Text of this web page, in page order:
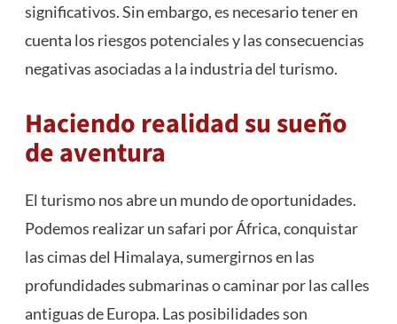
significativos. Sin embargo, es necesario tener en
cuenta los riesgos potenciales y las consecuencias
negativas asociadas a la industria del turismo.
Haciendo realidad su sueño
de aventura
El turismo nos abre un mundo de oportunidades.
Podemos realizar un safari por África, conquistar
las cimas del Himalaya, sumergirnos en las
profundidades submarinas o caminar por las calles
antiguas de Europa. Las posibilidades son